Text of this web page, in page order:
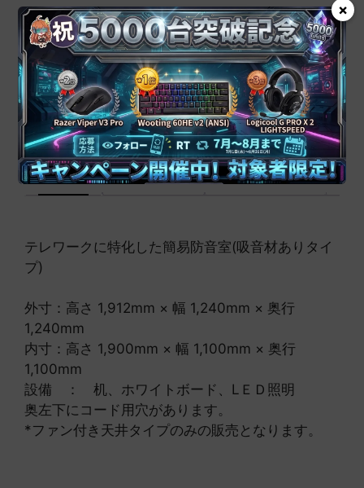
OTODASU ™Ⅱ
WORKS
吸
材
あ
り
個
お買い物カゴに追加
※大型連休を挟む場合は納期が変動する場合がございます。
OTODASU ™材料調達に関するお知らせはこちら
説明 追加情報 レビュー (0)
テレワークに特化した簡易防音室(吸音材ありタイ
プ)
外寸：高さ 1,912mm × 幅 1,240mm × 奥行
1,240mm
内寸：高さ 1,900mm × 幅 1,100mm × 奥行
1,100mm
設備 ： 机、ホワイトボード、LＥＤ照明
奥左下にコード用穴があります。
*ファン付き天井タイプのみの販売となります。
×